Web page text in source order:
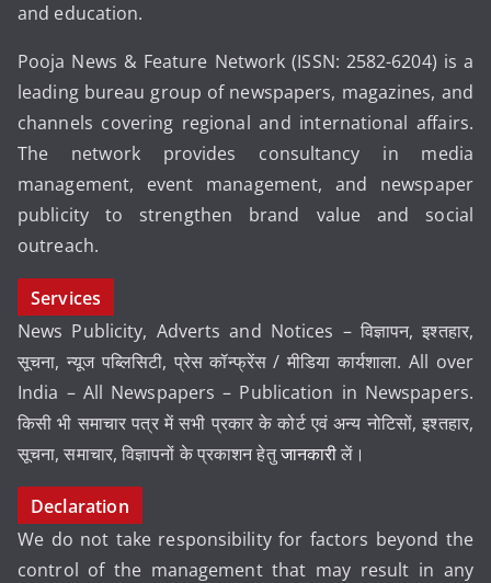
and education.
Pooja News & Feature Network (ISSN: 2582-6204) is a
leading bureau group of newspapers, magazines, and
channels covering regional and international affairs.
The network provides consultancy in media
management, event management, and newspaper
publicity to strengthen brand value and social
outreach.
Services
News Publicity, Adverts and Notices – विज्ञापन, इश्तहार,
सूचना, न्यूज पब्लिसिटी, प्रेस कॉन्फ्रेंस / मीडिया कार्यशाला. All over
India – All Newspapers – Publication in Newspapers.
किसी भी समाचार पत्र में सभी प्रकार के कोर्ट एवं अन्य नोटिसों, इश्तहार,
सूचना, समाचार, विज्ञापनों के प्रकाशन हेतुजानकारीलें।
Declaration
We do not take responsibility for factors beyond the
control of the management that may result in any